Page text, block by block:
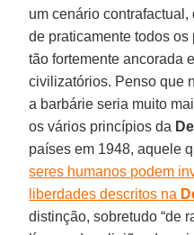
um cenário
de praticamente todos os
tão fortemente ancorada
civilizatórios. Penso que
a barbárie seria muito
os vários princípios da
países em 1948, aquele
seres humanos podem
liberdades descritos na
distinção, sobretudo “de